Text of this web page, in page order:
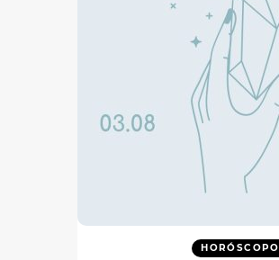
HORÓSCOPO